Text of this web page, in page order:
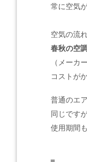
常に空気
空気の流
春秋の空
（メーカ
コストが
普通のエ
同じですが
使用期間